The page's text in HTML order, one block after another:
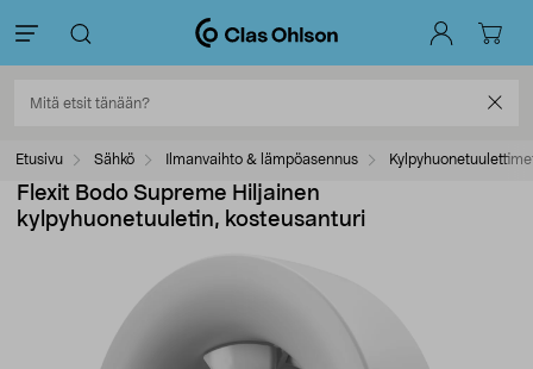
Etusivu Sähkö Ilmanvaihto & lämpöasennus
Flexit Bodo Supreme Hiljainen
kylpyhuonetuuletin, kosteusanturi